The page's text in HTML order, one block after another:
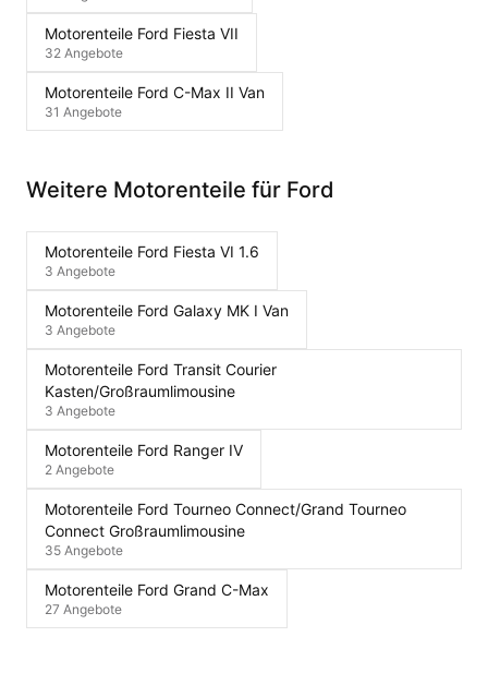
Motorenteile Ford Fiesta VII
32 Angebote
Motorenteile Ford C-Max II Van
31 Angebote
Weitere Motorenteile für Ford
Motorenteile Ford Fiesta VI 1.6
3 Angebote
Motorenteile Ford Galaxy MK I Van
3 Angebote
Motorenteile Ford Transit Courier
Kasten/Großraumlimousine
3 Angebote
Motorenteile Ford Ranger IV
2 Angebote
Motorenteile Ford Tourneo Connect/Grand Tourneo
Connect Großraumlimousine
35 Angebote
Motorenteile Ford Grand C-Max
27 Angebote